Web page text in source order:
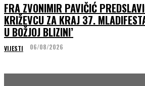
FRA ZVONIMIR PAVIČIĆ
KRIŽEVCU ZA KRAJ 37.
U BOŽJOJ BLIZINI’
VIJESTI 06/08/2026